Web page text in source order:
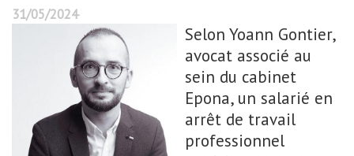
31/05/2024
Selon Yoann Gontier,
avocat associé au
sein du cabinet
Epona, un salarié en
arrêt de travail
professionnel